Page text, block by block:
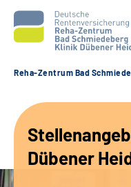
Unsere Angebote
Reha-Zentrum Bad
Dübener